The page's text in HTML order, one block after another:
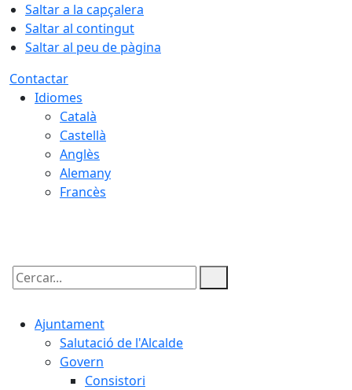
Saltar a la capçalera
Saltar al contingut
Saltar al peu de pàgina
Contactar
Idiomes
Català
Castellà
Anglès
Alemany
Francès
Cercar:
Ajuntament
Salutació de l'Alcalde
Govern
Consistori